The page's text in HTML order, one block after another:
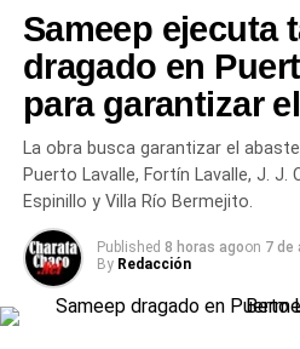
Durante los últimos años, el
argentino atravesó una
variedades tradicionales rubias
volumen de ventas, se
estilos artesanales,
alternativas de menor
Entre las
mercado
siguientes
Sameep ejecuta
dragado en
para garantizar
La obra busca garantizar el
Puerto Lavalle, Fortín Lavalle, J. J.
Espinillo y Villa Río Bermejito.
Published 8 horas agoon 7 de
By Redacción